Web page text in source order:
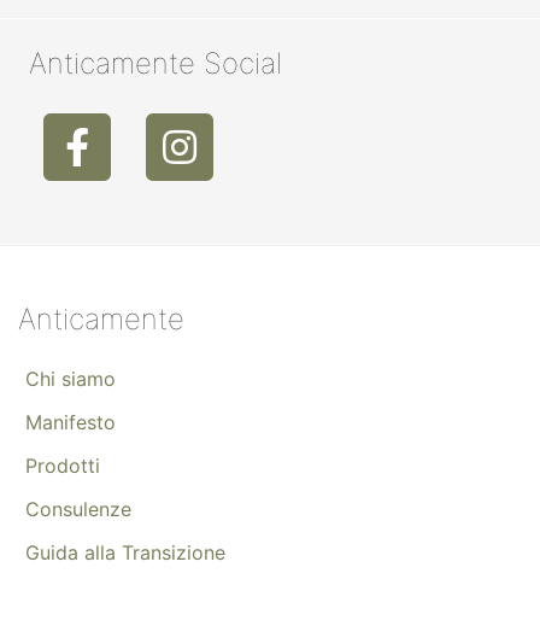
Anticamente Social
Anticamente
Chi siamo
Manifesto
Prodotti
Consulenze
Guida alla Transizione